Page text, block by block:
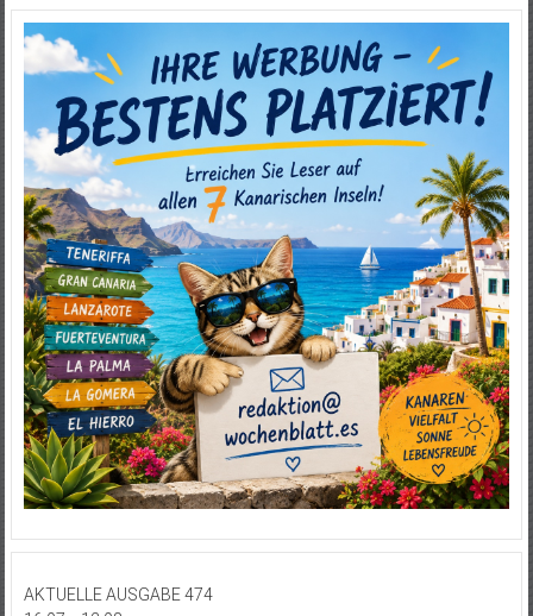
AKTUELLE AUSGABE 474